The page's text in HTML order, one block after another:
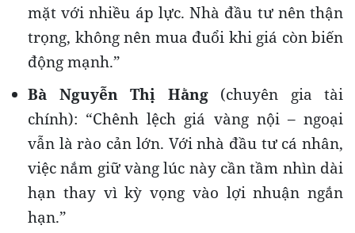
mặt với nhiều áp lực. Nhà đầu tư nên thận
trọng, không nên mua đuổi khi giá còn biến
động mạnh.”
Bà Nguyễn Thị Hằng(chuyên gia tài
chính): “Chênh lệch giá vàng nội – ngoại
vẫn là rào cản lớn. Với nhà đầu tư cá nhân,
việc nắm giữ vàng lúc này cần tầm nhìn dài
hạn thay vì kỳ vọng vào lợi nhuận ngắn
hạn.”